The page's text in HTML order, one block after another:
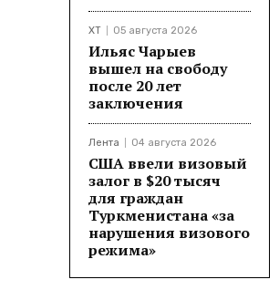
ХТ 05 августа 2026
Ильяс Чарыев
вышел на свободу
после 20 лет
заключения
Лента 04 августа 2026
США ввели визовый
залог в $20 тысяч
для граждан
Туркменистана «за
нарушения визового
режима»